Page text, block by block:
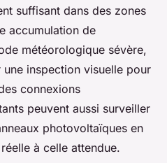
suffisant dans des zones
accumulation de
météorologique sévère,
inspection visuelle pour
connexions
peuvent aussi surveiller
photovoltaïques en
à celle attendue.